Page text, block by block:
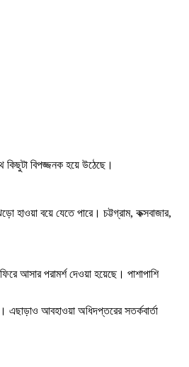
বিপজ্জনক হয়ে উঠেছে।
হাওয়া বয়ে যেতে পারে। চট্টগ্রাম, কক্সবাজার,
আসার পরামর্শ দেওয়া হয়েছে। পাশাপাশি
এছাড়াও আবহাওয়া অধিদপ্তরের সতর্কবার্তা